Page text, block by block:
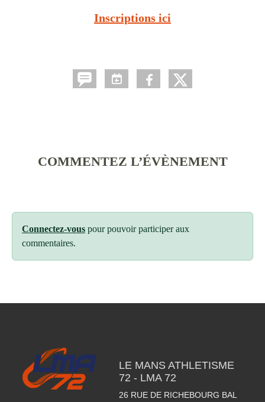
Inscriptions ici
COMMENTEZ L’ÉVÈNEMENT
Connectez-vous pour pouvoir participer aux
commentaires.
LE MANS ATHLETISME
72 - LMA 72
26 RUE DE RICHEBOURG BAL